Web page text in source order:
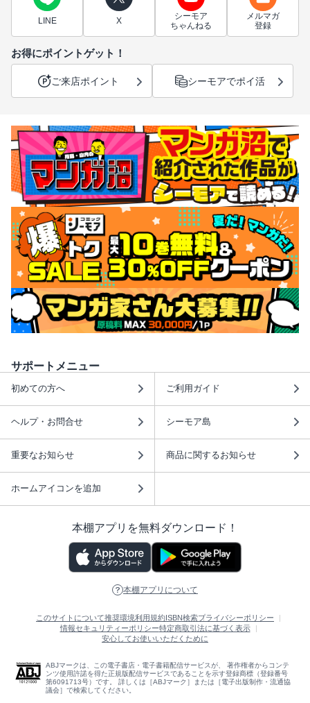
LINE X
シーモア
ちゃんねる
メルマガ
登録
お得にポイントゲット！
ご来店ポイント シーモアでポイ活
サポートメニュー
初めての方へ ご利用ガイド
ヘルプ・お問合せ シーモア島
重要なお知らせ 商品に関するお知らせ
ホームアイコンを追加
本棚アプリを無料ダウンロード！
本棚アプリについて
このサイトについて推奨環境利用規約 ISBN検索プライバシーポリシー
情報セキュリティーポリシー特定商取引法に基づく表示
安心してお使いいただくために
ABJマークは、この電子書店・電子書籍配信サービスが、 著作権者からコンテ
ンツ使用許諾を得た正規版配信サービスであることを示す登録商標（登録番号
第6091713号）です。 詳しくは［ABJマーク］または［電子出版制作・流通協
議会］で検索してください。